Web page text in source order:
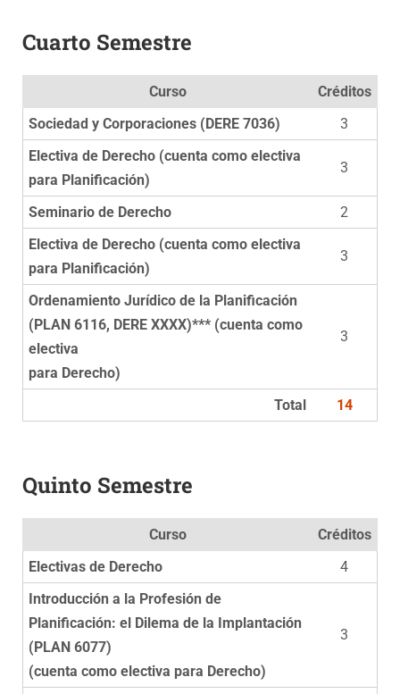
Cuarto Semestre
Curso Créditos
Total 14
Sociedad y Corporaciones (DERE 7036)
3
Electiva de Derecho (cuenta como electiva
para Planificación)
3
Seminario de Derecho
2
Electiva de Derecho (cuenta como electiva
para Planificación)
3
Ordenamiento Jurídico de la Planificación
(PLAN 6116, DERE XXXX)*** (cuenta como
electiva
para Derecho)
3
Quinto Semestre
Curso Créditos
Electivas de Derecho
4
Introducción a la Profesión de
Planificación: el Dilema de la Implantación
(PLAN 6077)
(cuenta como electiva para Derecho)
3